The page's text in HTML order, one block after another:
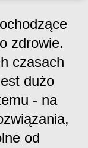
zdrowie.
czasach
dużo
- na
od